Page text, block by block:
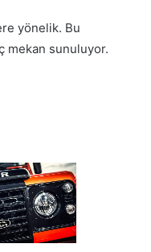
yönelik. Bu
mekan sunuluyor.